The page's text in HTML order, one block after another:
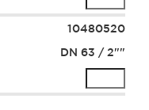
10480520
DN 63 / 2""